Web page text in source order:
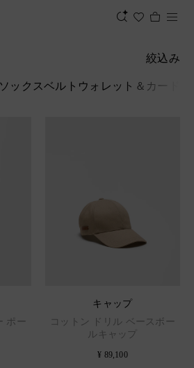
絞込み
ックスベルト ウォレット＆カード
ポー
キャップ
コットン ドリル ベースボー
ルキャップ
¥ 89,100